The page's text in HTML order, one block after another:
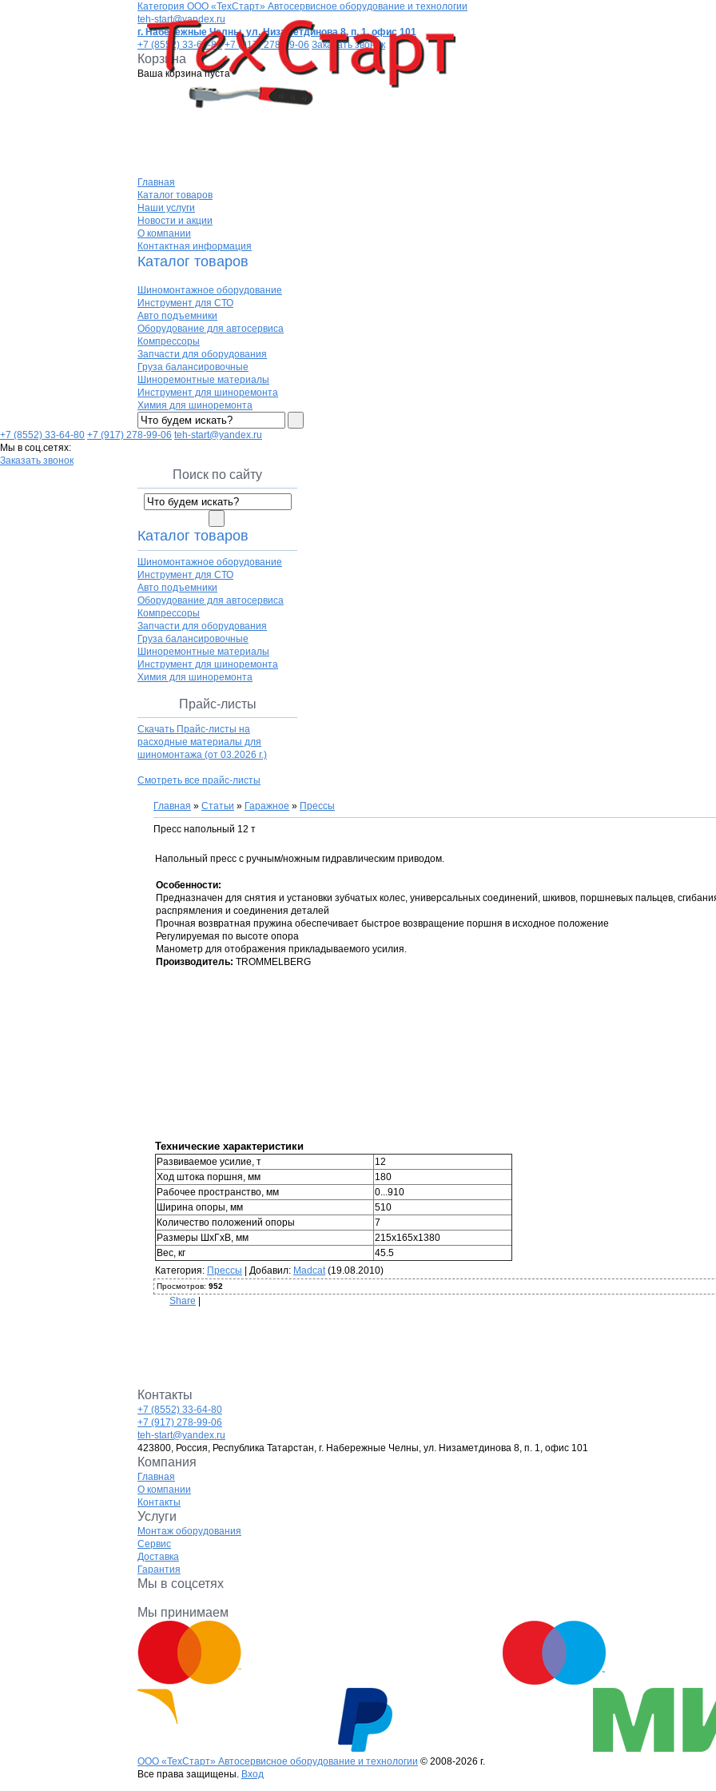
Категория ООО «ТехСтарт» Автосервисное оборудование и технологии
teh-start@yandex.ru
г. Набережные Челны, ул. Низаметдинова 8, п. 1, офис 101
+7 (8552) 33-64-80 +7 (917) 278-99-06 Заказать звонок
Корзина
Ваша корзина пуста
Главная
Каталог товаров
Наши услуги
Новости и акции
О компании
Контактная информация
Каталог товаров
Шиномонтажное оборудование
Инструмент для СТО
Авто подъемники
Оборудование для автосервиса
Компрессоры
Запчасти для оборудования
Груза балансировочные
Шиноремонтные материалы
Инструмент для шиноремонта
Химия для шиноремонта
+7 (8552) 33-64-80 +7 (917) 278-99-06 teh-start@yandex.ru
Мы в соц.сетях:
Заказать звонок
Поиск по сайту
Каталог товаров
Шиномонтажное оборудование
Инструмент для СТО
Авто подъемники
Оборудование для автосервиса
Компрессоры
Запчасти для оборудования
Груза балансировочные
Шиноремонтные материалы
Инструмент для шиноремонта
Химия для шиноремонта
Прайс-листы
Скачать Прайс-листы на
расходные материалы для
шиномонтажа (от 03.2026 г.)
Смотреть все прайс-листы
Главная » Статьи » Гаражное » Прессы
Пресс напольный 12 т
Напольный пресс с ручным/ножным гидравлическим приводом.
Особенности:
Предназначен для снятия и установки зубчатых колес, универсальных соединений, шкивов, поршневых пальцев,
распрямления и соединения деталей
Прочная возвратная пружина обеспечивает быстрое возвращение поршня в исходное положение
Регулируемая по высоте опора
Манометр для отображения прикладываемого усилия.
Производитель: TROMMELBERG
Технические характеристики
Развиваемое усилие, т
12
Ход штока поршня, мм
180
Рабочее пространство, мм
0...910
Ширина опоры, мм
510
Количество положений опоры
7
Размеры ШхГхВ, мм
215х165х1380
Вес, кг
45.5
Категория: Прессы Добавил: Madcat(19.08.2010)
Просмотров: 952
Share
Контакты
+7 (8552) 33-64-80
+7 (917) 278-99-06
teh-start@yandex.ru
423800, Россия, Республика Татарстан, г. Набережные Челны, ул. Низаметдинова 8, п. 1, офис 101
Компания
Главная
О компании
Контакты
Услуги
Монтаж оборудования
Сервис
Доставка
Гарантия
Мы в соцсетях
Мы принимаем
ООО «ТехСтарт» Автосервисное оборудование и технологии © 2008-2026 г.
Все права защищены. Вход